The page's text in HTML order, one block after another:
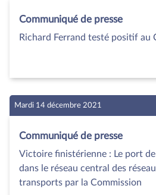
Communiqué de presse
Richard Ferrand testé positif au
Mardi 14 décembre 2021
Communiqué de presse
Victoire finistérienne : Le port
dans le réseau central des
transports par la Commission